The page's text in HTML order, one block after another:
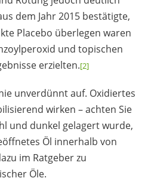
dem Jahr 2015 bestätigte,
Placebo überlegen waren
und topischen
erzielten.[2]
unverdünnt auf. Oxidiertes
wirken – achten Sie
und dunkel gelagert wurde,
Öl innerhalb von
im Ratgeber zu
Öle.